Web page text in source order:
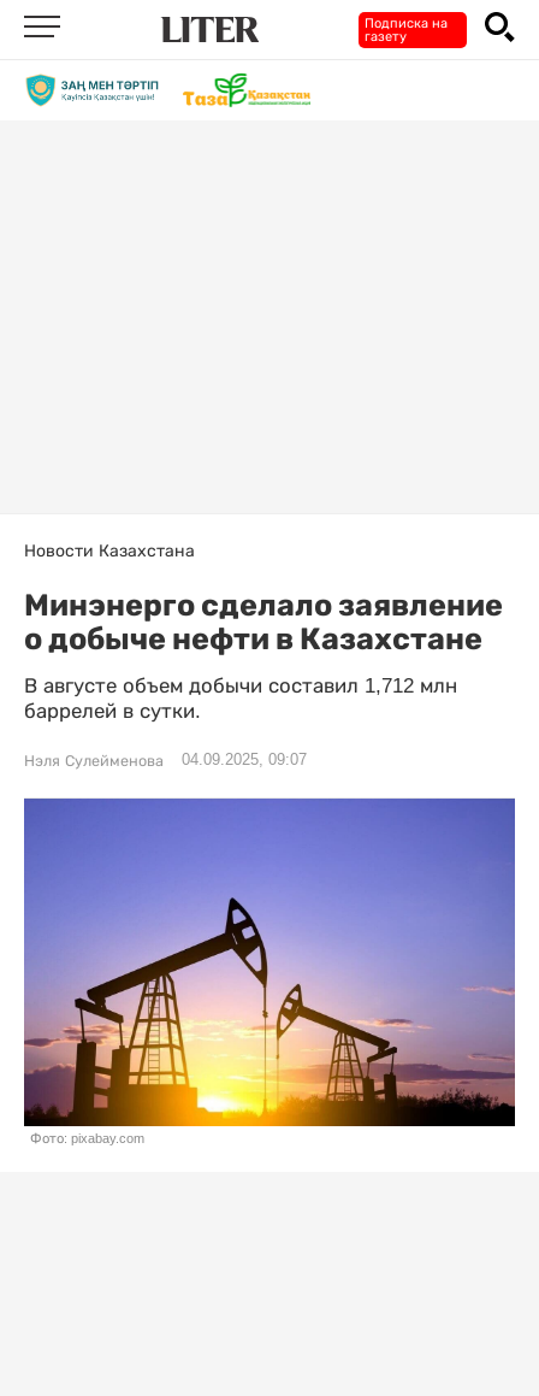
Подписка на
газету
Новости Казахстана
Минэнерго сделало заявление
о добыче нефти в Казахстане
В августе объем добычи составил 1,712 млн
баррелей в сутки.
Нэля Сулейменова 04.09.2025, 09:07
Фото: pixabay.com